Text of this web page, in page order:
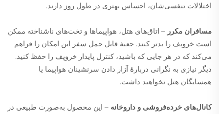
اختلالات تنفسی‌شان، احساس بهتری در طول روز دارند.
مسافران مکرر – اتاق‌های هتل، هواپیماها و تخت‌های ناشناخته ممکن
است خروپف را بدتر کنند. جعبهٔ قابل حمل سفر این امکان را فراهم
می‌کند که در هر جایی که باشید، کنترل پایدار خروپف را حفظ کنید.
دیگر نیازی به نگرانی دربارهٔ آزار دادن سرنشینان هواپیما یا
همسایگان هتل نخواهید داشت.
کانال‌های خرده‌فروشی و داروخانه – این محصول به‌صورت طبیعی در